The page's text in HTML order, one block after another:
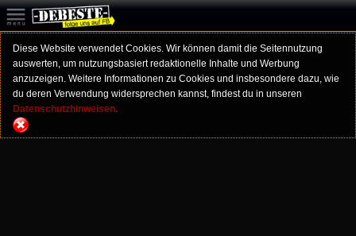
Diese Website verwendet Cookies. Wir können damit die Seitennutzung
auswerten, um nutzungsbasiert redaktionelle Inhalte und Werbung
anzuzeigen. Weitere Informationen zu Cookies und insbesondere dazu, wie
du deren Verwendung widersprechen kannst, findest du in unseren
Datenschutzhinweisen.